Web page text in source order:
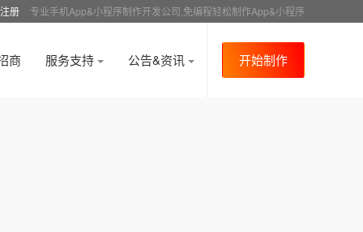
册 专业手机App&小程序制作开发公司,免编程轻松制作App&小程序
商 服务支持 公告&资讯 开始制作